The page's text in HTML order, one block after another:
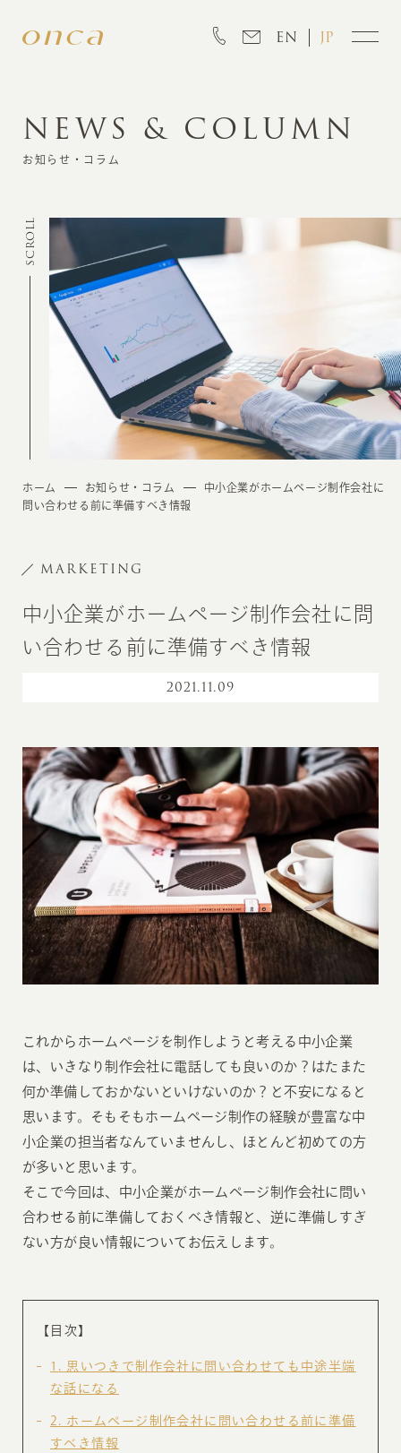
EN JP
INFORMATION
CREATION
MARKETING
NEWS & COLUMN
お知らせ・コラム
SCROLL
ホーム お知らせ・コラム
中小企業がホームページ制作会社に
問い合わせる前に準備すべき情報
MARKETING
中小企業がホームページ制作会社に問
い合わせる前に準備すべき情報
2021.11.09
これからホームページを制作しようと考える中小企業
は、いきなり制作会社に電話しても良いのか？はたまた
何か準備しておかないといけないのか？と不安になると
思います。そもそもホームページ制作の経験が豊富な中
小企業の担当者なんていませんし、ほとんど初めての方
が多いと思います。
そこで今回は、中小企業がホームページ制作会社に問い
合わせる前に準備しておくべき情報と、逆に準備しすぎ
ない方が良い情報についてお伝えします。
【目次】
1
思いつきで制作会社に問い合わせても中途半端
な話になる
2
ホームページ制作会社に問い合わせる前に準備
すべき情報